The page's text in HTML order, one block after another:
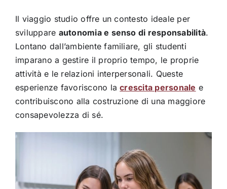
Il viaggio studio offre un contesto ideale per
sviluppare autonomia e senso di responsabilità.
Lontano dall’ambiente familiare, gli studenti
imparano a gestire il proprio tempo, le proprie
attività e le relazioni interpersonali. Queste
esperienze favoriscono lacrescita personale e
contribuiscono alla costruzione di una maggiore
consapevolezza di sé.